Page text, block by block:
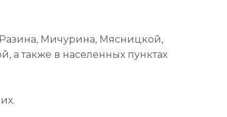
Разина, Мичурина, Мясницкой,
а также в населенных пунктах